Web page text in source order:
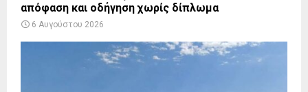
απόφαση και οδήγηση χωρίς δίπλωμα
6 Αυγούστου 2026